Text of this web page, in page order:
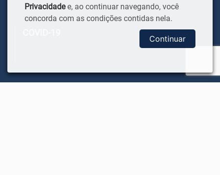
Privacidadee, ao continuar navegando, você
concorda com as condições contidas nela.
Continuar